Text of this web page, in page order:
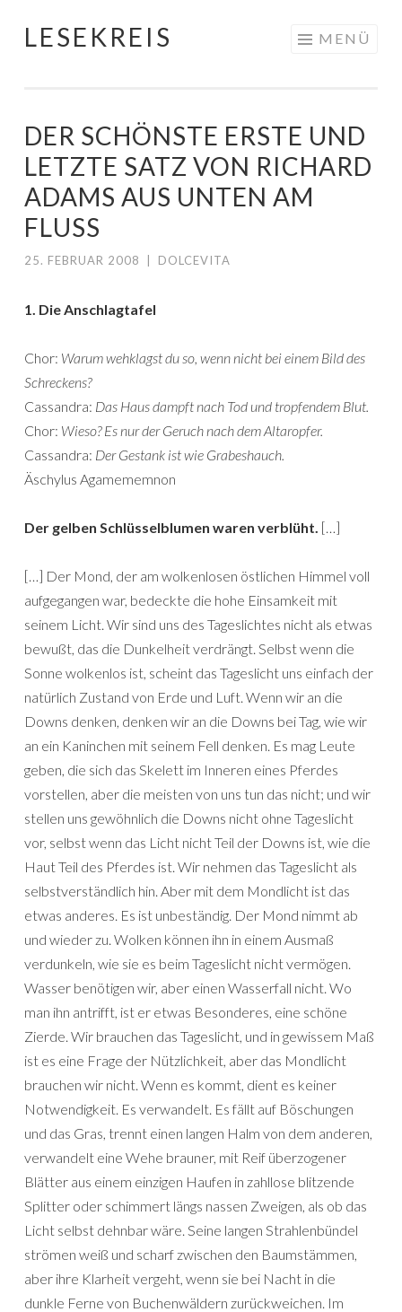
Springe
LESEKREIS MENÜ
DER SCHÖNSTE ERSTE UND
LETZTE SATZ VON RICHARD
ADAMS AUS UNTEN AM
FLUSS
25. FEBRUAR 2008 DOLCEVITA
1. Die Anschlagtafel
Chor: Warum wehklagst du so, wenn nicht bei einem Bild des
Schreckens?
Cassandra: Das Haus dampft nach Tod und tropfendem Blut.
Chor: Wieso? Es nur der Geruch nach dem Altaropfer.
Cassandra: Der Gestank ist wie Grabeshauch.
Äschylus Agamememnon
Der gelben Schlüsselblumen waren verblüht. […]
[…] Der Mond, der am wolkenlosen östlichen Himmel voll
aufgegangen war, bedeckte die hohe Einsamkeit mit
seinem Licht. Wir sind uns des Tageslichtes nicht als etwas
bewußt, das die Dunkelheit verdrängt. Selbst wenn die
Sonne wolkenlos ist, scheint das Tageslicht uns einfach der
natürlich Zustand von Erde und Luft. Wenn wir an die
Downs denken, denken wir an die Downs bei Tag, wie wir
an ein Kaninchen mit seinem Fell denken. Es mag Leute
geben, die sich das Skelett im Inneren eines Pferdes
vorstellen, aber die meisten von uns tun das nicht; und wir
stellen uns gewöhnlich die Downs nicht ohne Tageslicht
vor, selbst wenn das Licht nicht Teil der Downs ist, wie die
Haut Teil des Pferdes ist. Wir nehmen das Tageslicht als
selbstverständlich hin. Aber mit dem Mondlicht ist das
etwas anderes. Es ist unbeständig. Der Mond nimmt ab
und wieder zu. Wolken können ihn in einem Ausmaß
verdunkeln, wie sie es beim Tageslicht nicht vermögen.
Wasser benötigen wir, aber einen Wasserfall nicht. Wo
man ihn antrifft, ist er etwas Besonderes, eine schöne
Zierde. Wir brauchen das Tageslicht, und in gewissem Maß
ist es eine Frage der Nützlichkeit, aber das Mondlicht
brauchen wir nicht. Wenn es kommt, dient es keiner
Notwendigkeit. Es verwandelt. Es fällt auf Böschungen
und das Gras, trennt einen langen Halm von dem anderen,
verwandelt eine Wehe brauner, mit Reif überzogener
Blätter aus einem einzigen Haufen in zahllose blitzende
Splitter oder schimmert längs nassen Zweigen, als ob das
Licht selbst dehnbar wäre. Seine langen Strahlenbündel
strömen weiß und scharf zwischen den Baumstämmen,
aber ihre Klarheit vergeht, wenn sie bei Nacht in die
dunkle Ferne von Buchenwäldern zurückweichen. Im